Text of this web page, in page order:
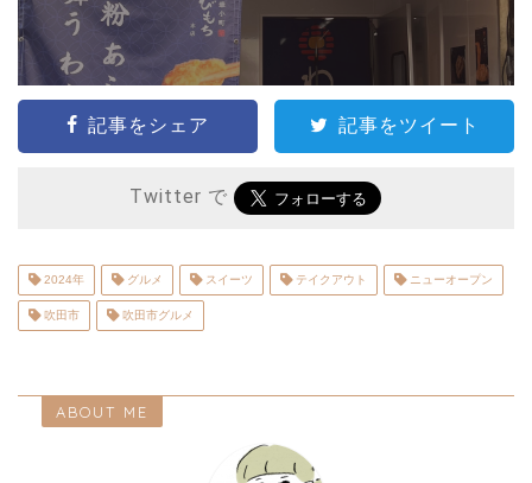
記事をシェア 記事をツイート
Twitter で
2024年 グルメ スイーツ テイクアウト ニューオープン
吹田市 吹田市グルメ
ABOUT ME